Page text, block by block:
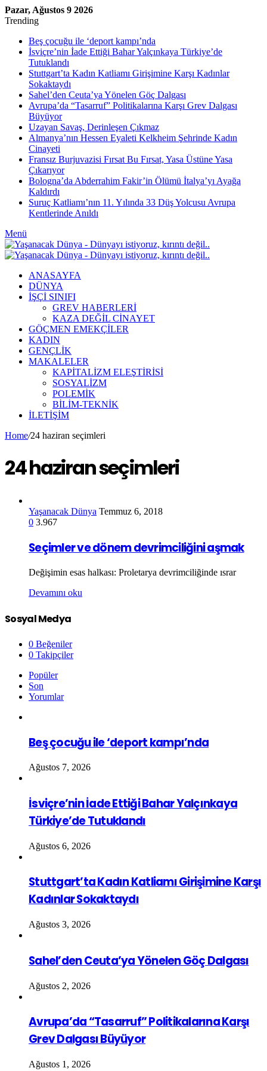
Pazar, Ağustos 9 2026
Trending
Beş çocuğu ile ‘deport kampı’nda
İsviçre’nin İade Ettiği Bahar Yalçınkaya Türkiye’de
Tutuklandı
Stuttgart’ta Kadın Katliamı Girişimine Karşı Kadınlar
Sokaktaydı
Sahel’den Ceuta’ya Yönelen Göç Dalgası
Avrupa’da “Tasarruf” Politikalarına Karşı Grev Dalgası
Büyüyor
Uzayan Savaş, Derinleşen Çıkmaz
Almanya’nın Hessen Eyaleti Kelkheim Şehrinde Kadın
Cinayeti
Fransız Burjuvazisi Fırsat Bu Fırsat, Yasa Üstüne Yasa
Çıkarıyor
Bologna’da Abderrahim Fakir’in Ölümü İtalya’yı Ayağa
Kaldırdı
Suruç Katliamı’nın 11. Yılında 33 Düş Yolcusu Avrupa
Kentlerinde Anıldı
Menü
ANASAYFA
DÜNYA
İŞÇİ SINIFI
GREV HABERLERİ
KAZA DEĞİL CİNAYET
GÖÇMEN EMEKÇİLER
KADIN
GENÇLİK
MAKALELER
KAPİTALİZM ELEŞTİRİSİ
SOSYALİZM
POLEMİK
BİLİM-TEKNİK
ILETIŞIM
Home/24 haziran seçimleri
24 haziran seçimleri
Yaşanacak Dünya Temmuz 6, 2018
0 3.967
Seçimler ve dönem devrimciliğini aşmak
Değişimin esas halkası: Proletarya devrimciliğinde ısrar
Devamını oku
Sosyal Medya
0 Beğeniler
0 Takipçiler
Popüler
Son
Yorumlar
Beş çocuğu ile ‘deport kampı’nda
Ağustos 7, 2026
İsviçre’nin İade Ettiği Bahar Yalçınkaya
Türkiye’de Tutuklandı
Ağustos 6, 2026
Stuttgart’ta Kadın Katliamı Girişimine Karşı
Kadınlar Sokaktaydı
Ağustos 3, 2026
Sahel’den Ceuta’ya Yönelen Göç Dalgası
Ağustos 2, 2026
Avrupa’da “Tasarruf” Politikalarına Karşı
Grev Dalgası Büyüyor
Ağustos 1, 2026